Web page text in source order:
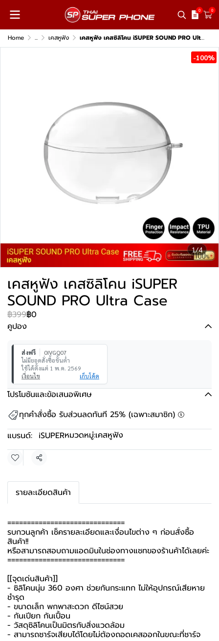
0 0
Home ... เคสหูฟัง เคสหูฟัง เคสซิลิโคน iSUPER SOUND PRO Ultra Case
1/4
-100%
เคสหูฟัง เคสซิลิโคน iSUPER
SOUND PRO Ultra Case
฿399฿0
คูปอง
ส่งฟรี
0IVGQ07
ไม่มียอดสั่งซื้อขั้นต่ำ
ใช้ได้ตั้งแต่ 1 พ.ค. 2569
เงื่อนไข
เก็บโค้ด
โปรโมชันและข้อเสนอพิเศษ
ทุกคำสั่งซื้อ รับส่วนลดทันที 25% (เฉพาะสมาชิก)
แบรนด์: iSUPERหมวดหมู่:เคสหูฟัง
แชร์
รายละเอียดสินค้า
==============================
รบกวนลูกค้า เช็ครายละเอียดและเงื่อนไขต่าง ๆ ก่อนสั่งซื้อ
สินค้า!!
หรือสามารถสอบถามแอดมินในช่องทางแชทของร้านค้าได้เลยค่ะ
==============================
[[จุดเด่นสินค้า]]
- ซิลิโคนนุ่ม 360 องศา ช่วยกันกระแทก ไม่ให้อุปกรณ์เสียหาย
ชำรุด
- ขนาดเล็ก พกพาสะดวก ดีไซน์สวย
- กันเปียก กันเปื้อน
- วัสดุซิลิโคนเป็นมิตรกับสิ่งแวดล้อม
- สามารถชาร์จเสียบได้โดยไม่ต้องถอดเคสออกในขณะที่ชาร์จ